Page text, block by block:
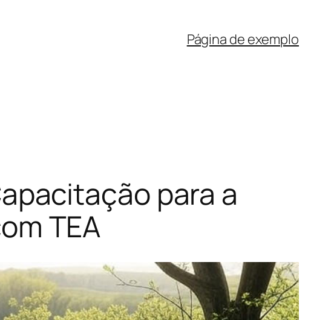
Página de exemplo
para a
TEA